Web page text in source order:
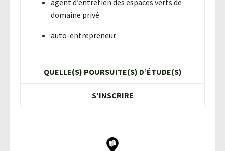
agent d’entretien des espaces verts de
domaine privé
auto-entrepreneur
QUELLE(S) POURSUITE(S) D’ÉTUDE(S)
S'INSCRIRE